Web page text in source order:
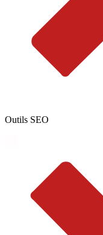
Outils SEO